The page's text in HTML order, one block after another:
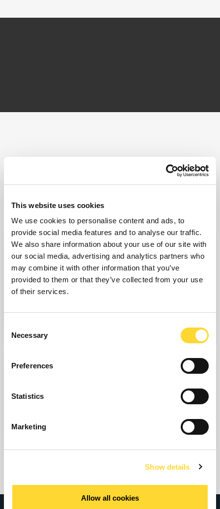
This website uses cookies
We use cookies to personalise content and ads, to
provide social media features and to analyse our traffic.
We also share information about your use of our site with
our social media, advertising and analytics partners who
may combine it with other information that you’ve
provided to them or that they’ve collected from your use
of their services.
Selection
Necessary
Preferences
Statistics
Marketing
Show details
Allow all cookies
GA NAAR SECTOREN
bedrijfsmiddelen en nationale infrastructuur overal ter wereld.
Bekijk hoe van Ovarro een enorm verschil voor uw bedrijf kan
maken.